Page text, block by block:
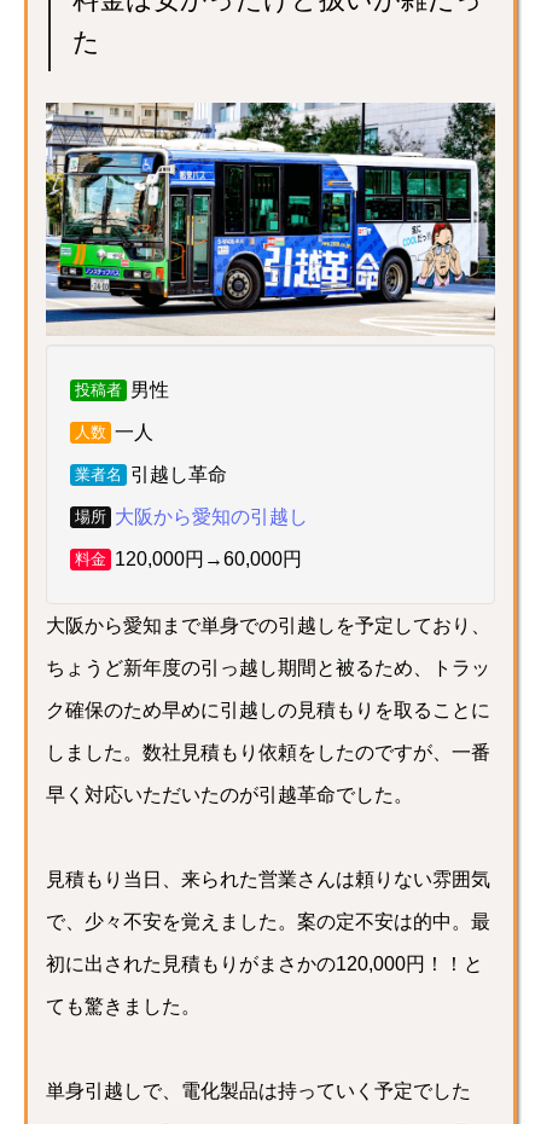
た
投稿者 男性
人数 一人
業者名 引越し革命
場所 大阪から愛知の引越し
料金 120,000円→60,000円
大阪から愛知まで単身での引越しを予定しており、
ちょうど新年度の引っ越し期間と被るため、トラッ
ク確保のため早めに引越しの見積もりを取ることに
しました。数社見積もり依頼をしたのですが、一番
早く対応いただいたのが引越革命でした。
見積もり当日、来られた営業さんは頼りない雰囲気
で、少々不安を覚えました。案の定不安は的中。最
初に出された見積もりがまさかの120,000円！！と
ても驚きました。
単身引越しで、電化製品は持っていく予定でした